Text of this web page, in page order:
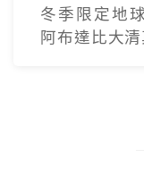
冬季限定地
阿布達比大